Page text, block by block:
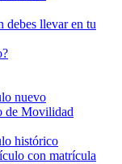
debes llevar en tu
nuevo
de Movilidad
histórico
con matrícula